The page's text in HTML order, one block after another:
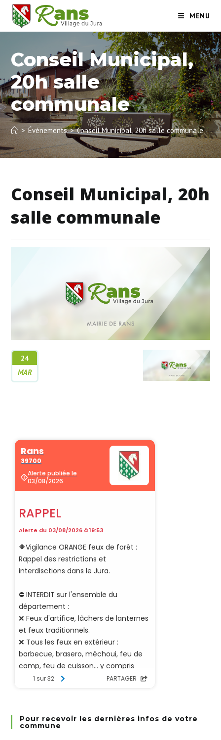
content
MENU
Conseil Municipal,
20h salle
communale
> Événements > Conseil Municipal, 20h salle communale
Conseil Municipal, 20h
salle communale
24
MAR
Pour recevoir les dernières infos de votre
commune